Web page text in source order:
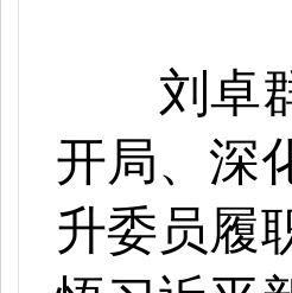
刘卓
开局、深
升委员履